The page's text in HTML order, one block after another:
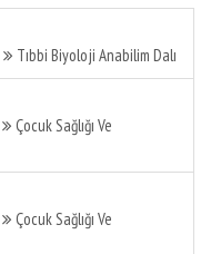
Tıbbi Biyoloji Anabilim Dalı
Çocuk Sağlığı Ve
Çocuk Sağlığı Ve